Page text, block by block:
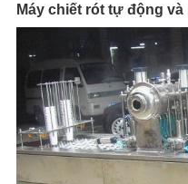
Máy chiết rót tự động